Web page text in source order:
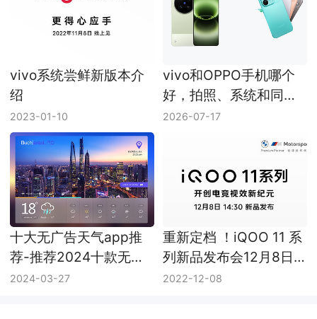
vivo系统尝鲜新版本介
绍
2023-01-10
vivo和OPPO手机哪个
好，拍照、系统和同价
位机型怎么选
2026-07-17
十大无广告天气app推
荐-推荐2024十款无广
告天气app
2024-03-27
重新定档 ！iQOO 11 系
列新品发布会12月8日
14:30举行
2022-12-08